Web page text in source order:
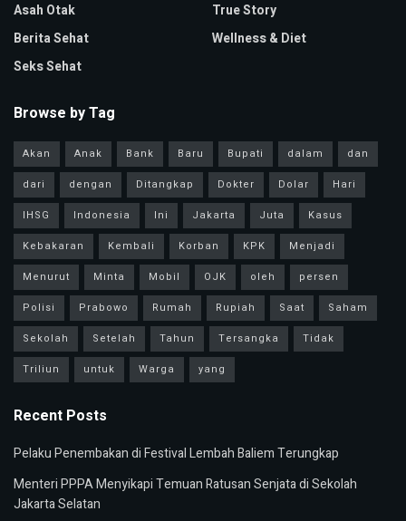
Asah Otak
Berita Sehat
Seks Sehat
True Story
Wellness & Diet
Browse by Tag
Akan Anak Bank Baru Bupati dalam
dan
dari
dengan Ditangkap Dokter Dolar
Hari
IHSG
Indonesia Ini Jakarta Juta
Kasus
Kebakaran
Kembali Korban KPK
Menjadi
Menurut
Minta Mobil OJK oleh
persen
Polisi
Prabowo Rumah Rupiah Saat
Saham
Sekolah
Setelah Tahun Tersangka
Tidak
Triliun
untuk Warga yang
Recent Posts
Pelaku Penembakan di Festival Lembah Baliem Terungkap
Menteri PPPA Menyikapi Temuan Ratusan Senjata di Sekolah
Jakarta Selatan